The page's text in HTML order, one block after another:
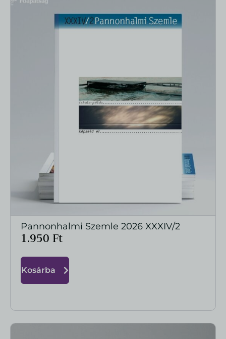
MEGTEKINTÉS
Pannonhalmi Szemle 2026 XXXIV/2
1.950 Ft
Kosárba